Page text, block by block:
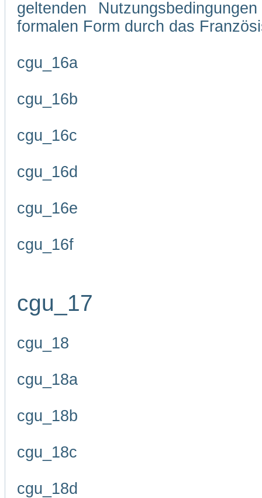
geltenden
formalen Form durch das
cgu_16a
cgu_16b
cgu_16c
cgu_16d
cgu_16e
cgu_16f
cgu_17
cgu_18
cgu_18a
cgu_18b
cgu_18c
cgu_18d